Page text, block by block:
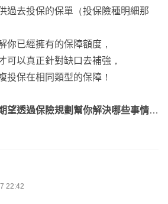
跟XDE到後期保費會非常貴
降額度或取消的
一張台壽的副本實支HNRC可以選
便宜保費高保障
，但是資產還不足以轉嫁風險
保障
過去投保的保單（投保險種明細那
你已經擁有的保障額度，
可以真正針對缺口去補強，
投保在相同類型的保障！
望透過保險規劃幫你解決哪些事情，
22:42